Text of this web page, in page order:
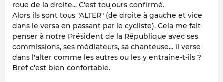
roue de la droite... C'est toujours confirmé.
Alors ils sont tous "ALTER" (de droite à gauche et vice
dans le versa en passant par le cycliste). Cela me fait
penser à notre Président de la République avec ses
commissions, ses médiateurs, sa chanteuse... il verse
dans l'alter comme les autres ou les y entraîne-t-ils ?
Bref c'est bien confortable.